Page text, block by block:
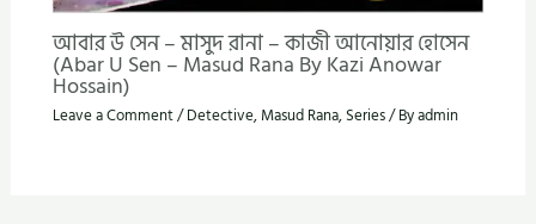
আবার উ সেন – মাসুদ রানা – কাজী আনোয়ার হোসেন
(Abar U Sen – Masud Rana By Kazi Anowar
Hossain)
Leave a Comment/Detective, Masud Rana, Series/ Byadmin